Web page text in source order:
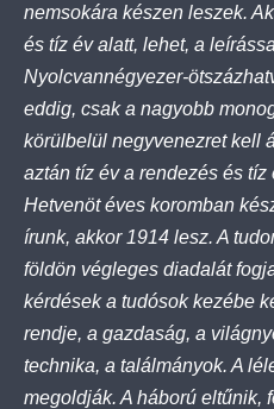
nemsokára készen leszek.
és tíz év alatt, lehet, a
Nyolcvannégyezer-
eddig, csak a nagyobb
körülbelül negyvenezret kell
aztán tíz év a rendezés és tíz
Hetvenöt éves koromban
írunk, akkor 1914 lesz. A
földön végleges diadalát
kérdések a tudósok kezébe
rendje, a gazdaság, a
technika, a találmányok. A
megoldják. A háború eltűnik,